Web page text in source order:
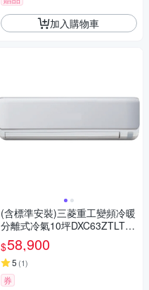
加入購物車
(含標準安裝)三菱重工變頻冷暖
分離式冷氣10坪DXC63ZTLT-W
-DXK63ZTLT-W
$58,900
5 (1)
券